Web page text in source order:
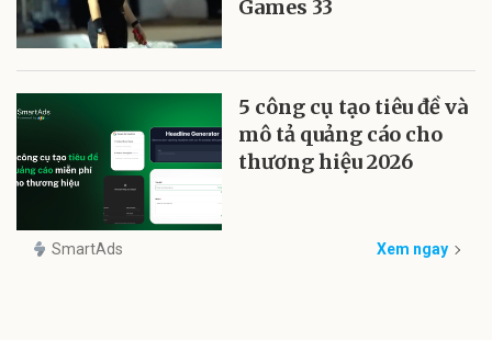
Games 33
5 công cụ tạo tiêu đề và
mô tả quảng cáo cho
thương hiệu 2026
SmartAds Xem ngay